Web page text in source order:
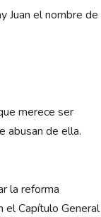
Juan el nombre de
merece ser
abusan de ella.
la reforma
el Capítulo General